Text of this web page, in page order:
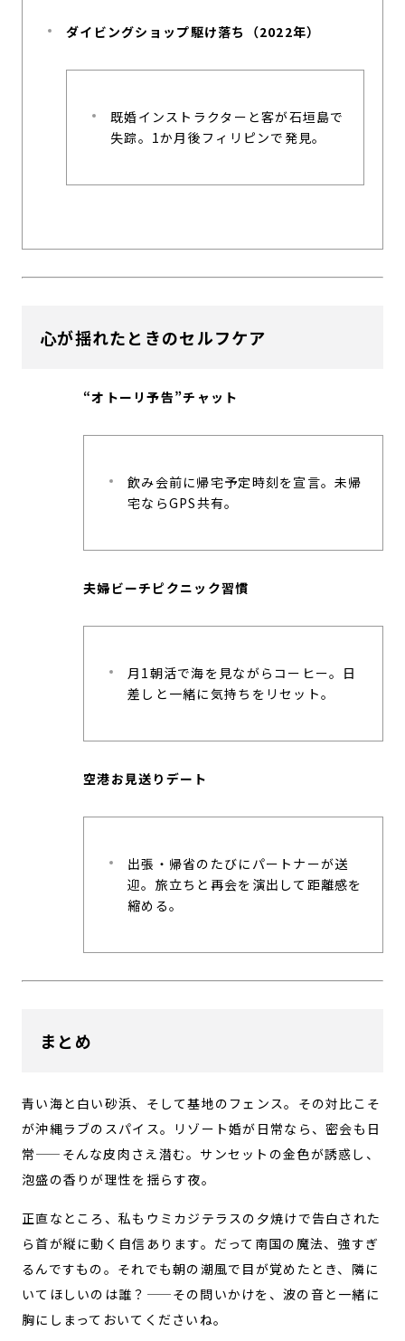
ダイビングショップ駆け落ち（2022年）
既婚インストラクターと客が石垣島で
失踪。1か月後フィリピンで発見。
心が揺れたときのセルフケア
“オトーリ予告”チャット
飲み会前に帰宅予定時刻を宣言。未帰
宅ならGPS共有。
夫婦ビーチピクニック習慣
月1朝活で海を見ながらコーヒー。日
差しと一緒に気持ちをリセット。
空港お見送りデート
出張・帰省のたびにパートナーが送
迎。旅立ちと再会を演出して距離感を
縮める。
まとめ
青い海と白い砂浜、そして基地のフェンス。その対比こそ
が沖縄ラブのスパイス。リゾート婚が日常なら、密会も日
常——そんな皮肉さえ潜む。サンセットの金色が誘惑し、
泡盛の香りが理性を揺らす夜。
正直なところ、私もウミカジテラスの夕焼けで告白された
ら首が縦に動く自信あります。だって南国の魔法、強すぎ
るんですもの。それでも朝の潮風で目が覚めたとき、隣に
いてほしいのは誰？——その問いかけを、波の音と一緒に
胸にしまっておいてくださいね。